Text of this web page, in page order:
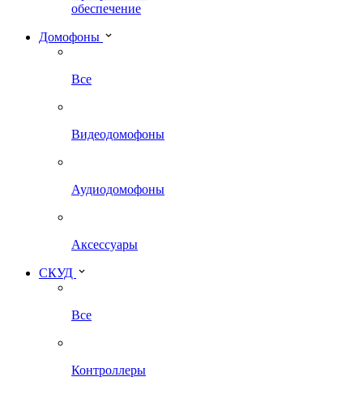
обеспечение
Домофоны
Все
Видеодомофоны
Аудиодомофоны
Аксессуары
СКУД
Все
Контроллеры